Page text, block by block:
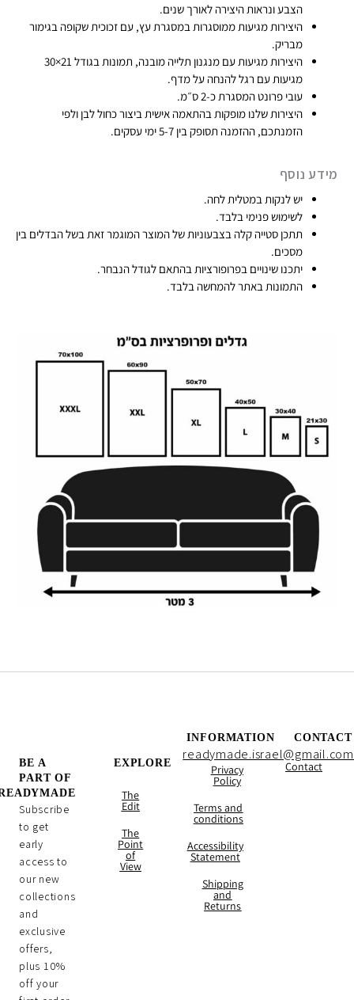
הצבע ונראות היצירה לאורך שנים.
היצירות מגיעות ממוסגרות במסגרת עץ, עם זכוכית שקופה בגימור
מבריק.​
היצירות מגיעות עם מנגנון תלייה מובנה, תמונות בגודל 21×30
מגיעות עם רגל להנחה על מדף.
עובי פרונט המסגרת כ-2 ס״מ.
היצירות שלנו מופקות בהתאמה אישית ביצור כחול לבן ולפי
הזמנתכם, ההזמנה תסופק בין 5-7 ימי עסקים.​
מידע נוסף
יש לנקות במטלית לחה.
לשימוש פנימי בלבד.
תתכן סטייה קלה בצבעוניות של המוצר המוגמר זאת בשל הבדלים בין
מסכים.
יתכנו שינויים בפרופורציות בהתאם לגודל הנבחר.
התמונות באתר להמחשה בלבד.
CONTACT
readymade.israel@gmail.com
Contact
INFORMATION
Privacy
Policy
Terms and
conditions
Accessibility
Statement
Shipping
and
Returns
EXPLORE
The
Edit
The
Point
of
View
BE A
PART OF
Subscribe
to get
early
access to
our new
collections
and
exclusive
offers,
plus 10%
off your